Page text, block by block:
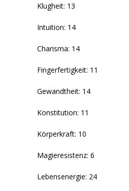
Klugheit: 13
Intuition: 14
Charisma: 14
Fingerfertigkeit: 11
Gewandtheit: 14
Konstitution: 11
Körperkraft: 10
Magieresistenz: 6
Lebensenergie: 24